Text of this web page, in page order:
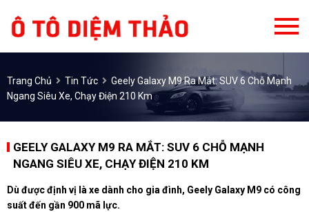
Trang Chủ Tin Tức
Geely Galaxy M9 Ra Mắt: SUV 6 Chỗ Mạnh
Ngang Siêu Xe, Chạy Điện 210 Km
GEELY GALAXY M9 RA MẮT: SUV 6 CHỖ MẠNH
NGANG SIÊU XE, CHẠY ĐIỆN 210 KM
Dù được định vị là xe dành cho gia đình, Geely Galaxy M9 có công
suất đến gần 900 mã lực.